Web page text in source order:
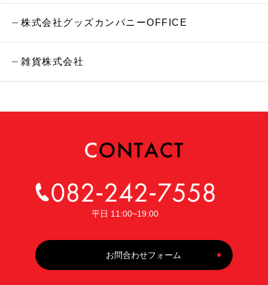
株式会社グッズカンパニーOFFICE
雑貨株式会社
平日 11:00~19:00
お問合わせフォーム